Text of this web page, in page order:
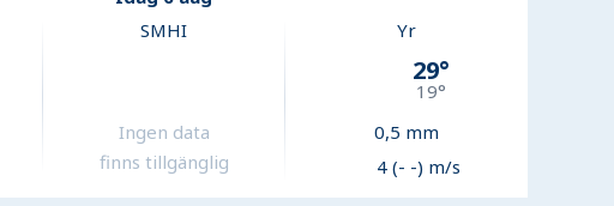
SMHI
Ingen data
finns tillgänglig
Yr
29°
19°
0,5 mm
4 (- -) m/s